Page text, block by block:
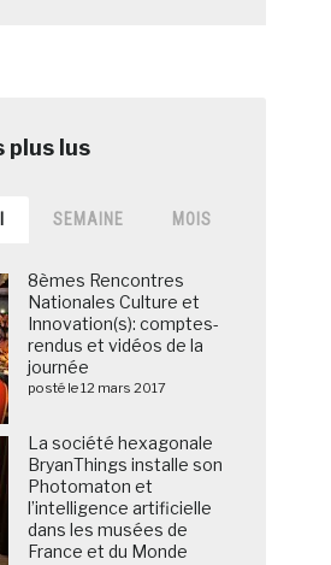
SEMAINE MOIS
8èmes Rencontres
Nationales Culture et
Innovation(s): comptes-
rendus et vidéos de la
journée
posté le 12 mars 2017
La société hexagonale
BryanThings installe son
Photomaton et
l’intelligence artificielle
dans les musées de
France et du Monde